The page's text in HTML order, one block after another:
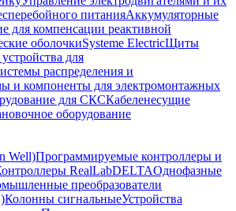
питанияАккумуляторные
для компенсации реактивной
оболочкиSysteme ElectricЩиты
для
распределения и
и компоненты для электромонтажных
для СКСКабеленесущие
оборудование
Well)Программируемые контроллеры и
RealLabDELTAОднофазные
преобразователи
Колонны сигнальныеУстройства